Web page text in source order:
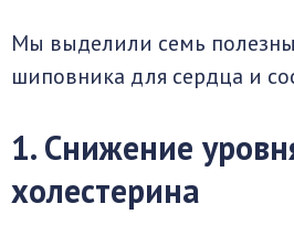
Мы выделили семь
шиповника для сердца и
1. Снижение
холестерина